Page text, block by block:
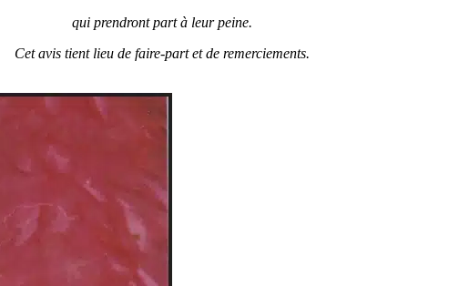
qui prendront part à leur peine.
Cet avis tient lieu de faire-part et de remerciements.